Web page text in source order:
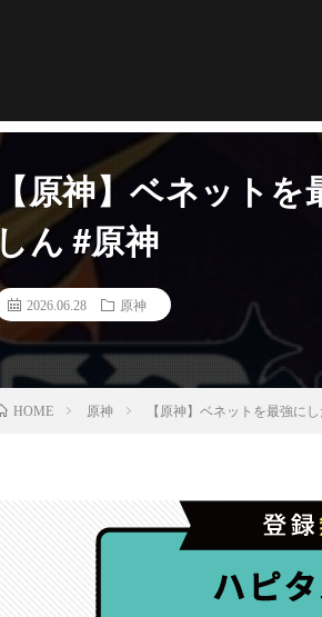
【原神】ベネット
しん #原神
2026.06.28 原神
HOME 原神 【原神】ベネットを最強に